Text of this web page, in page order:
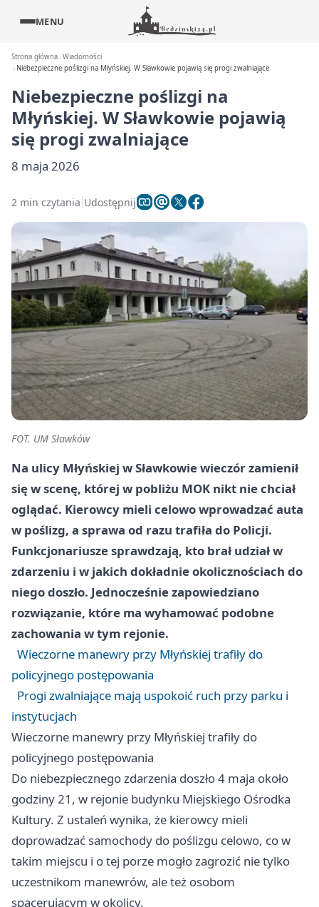
MENU
Strona główna Wiadomości
Niebezpieczne poślizgi na Młyńskiej. W Sławkowie pojawią się progi zwalniające
Niebezpieczne poślizgi na
Młyńskiej. W Sławkowie pojawią
się progi zwalniające
8 maja 2026
2 min czytania Udostępnij
FOT. UM Sławków
Na ulicy Młyńskiej w Sławkowie wieczór zamienił
się w scenę, której w pobliżu MOK nikt nie chciał
oglądać. Kierowcy mieli celowo wprowadzać auta
w poślizg, a sprawa od razu trafiła do Policji.
Funkcjonariusze sprawdzają, kto brał udział w
zdarzeniu i w jakich dokładnie okolicznościach do
niego doszło. Jednocześnie zapowiedziano
rozwiązanie, które ma wyhamować podobne
zachowania w tym rejonie.
Wieczorne manewry przy Młyńskiej trafiły do
policyjnego postępowania
Progi zwalniające mają uspokoić ruch przy parku i
instytucjach
Wieczorne manewry przy Młyńskiej trafiły do
policyjnego postępowania
Do niebezpiecznego zdarzenia doszło 4 maja około
godziny 21, w rejonie budynku Miejskiego Ośrodka
Kultury. Z ustaleń wynika, że kierowcy mieli
doprowadzać samochody do poślizgu celowo, co w
takim miejscu i o tej porze mogło zagrozić nie tylko
uczestnikom manewrów, ale też osobom
spacerującym w okolicy.